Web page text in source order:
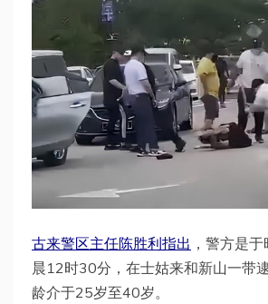
古来警区主任陈胜利指出 ，警方是
晨12时30分，在士姑来和新山一带
龄介于25岁至40岁。